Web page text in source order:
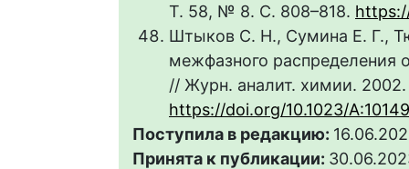
Т. 58, № 8. С. 808–818.
Штыков С. Н., Сумина Е. Г.,
межфазного распределения
// Журн. аналит. химии.
https://doi.org/10.1023/
Поступила в редакцию:
Принята к публикации: